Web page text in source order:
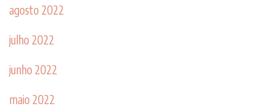
agosto 2022
julho 2022
junho 2022
maio 2022